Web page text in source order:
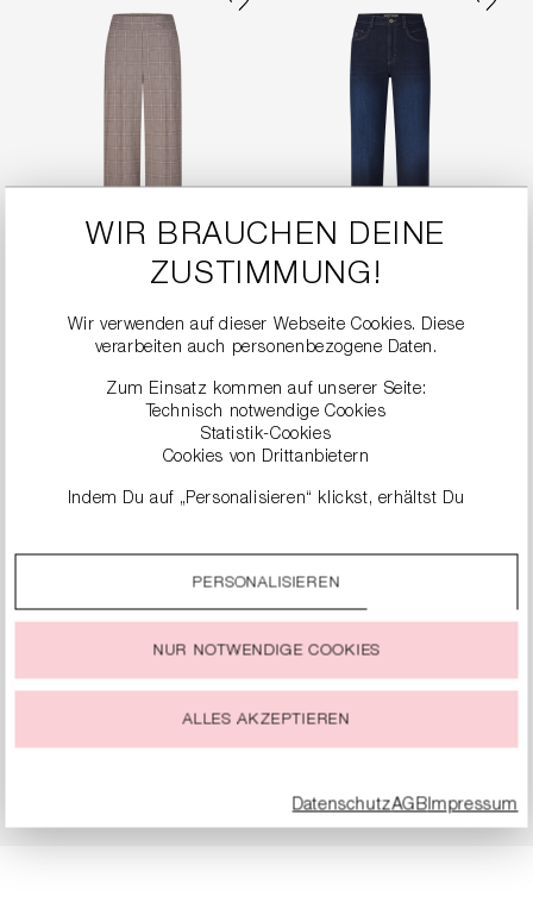
KARIERTE HOSE SLIM-FIT JEANS
WIDE-FIT HOSE
WIDE-FIT HOSE AUS
269,99 €
WIR BRAUCHEN DEINE
ZUSTIMMUNG!
Wir verwenden auf dieser Webseite Cookies. Diese
verarbeiten auch personenbezogene Daten.
Zum Einsatz kommen auf unserer Seite:
Technisch notwendige Cookies
Statistik-Cookies
Cookies von Drittanbietern
Indem Du auf „Personalisieren“ klickst, erhältst Du
Durch einen Klick auf das Auswahlfeld „Alle akzeptieren“
stimmst Du der Verwendung aller Cookies zu, die unter
jeder Zeit ändern oder widerrufen.
PERSONALISIEREN
NUR NOTWENDIGE COOKIES
ALLES AKZEPTIEREN
DatenschutzAGBImpressum